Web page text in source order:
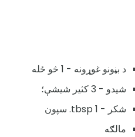
د بڼونو غوړونه - 1 څو ځله
شیدو - 3 کثیر شیشې؛
شکر - 1 tbsp. سپون
مالګه